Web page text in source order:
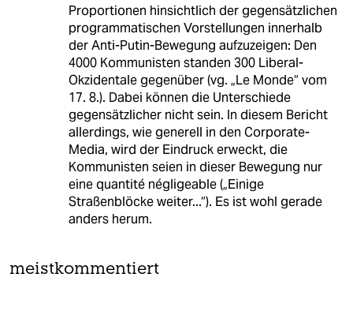
Proportionen hinsichtlich der gegensätzlichen
programmatischen Vorstellungen innerhalb
der Anti-Putin-Bewegung aufzuzeigen: Den
4000 Kommunisten standen 300 Liberal-
Okzidentale gegenüber (vg. „Le Monde“ vom
17. 8.). Dabei können die Unterschiede
gegensätzlicher nicht sein. In diesem Bericht
allerdings, wie generell in den Corporate-
Media, wird der Eindruck erweckt, die
Kommunisten seien in dieser Bewegung nur
eine quantité négligeable („Einige
Straßenblöcke weiter...“). Es ist wohl gerade
anders herum.
meistkommentiert